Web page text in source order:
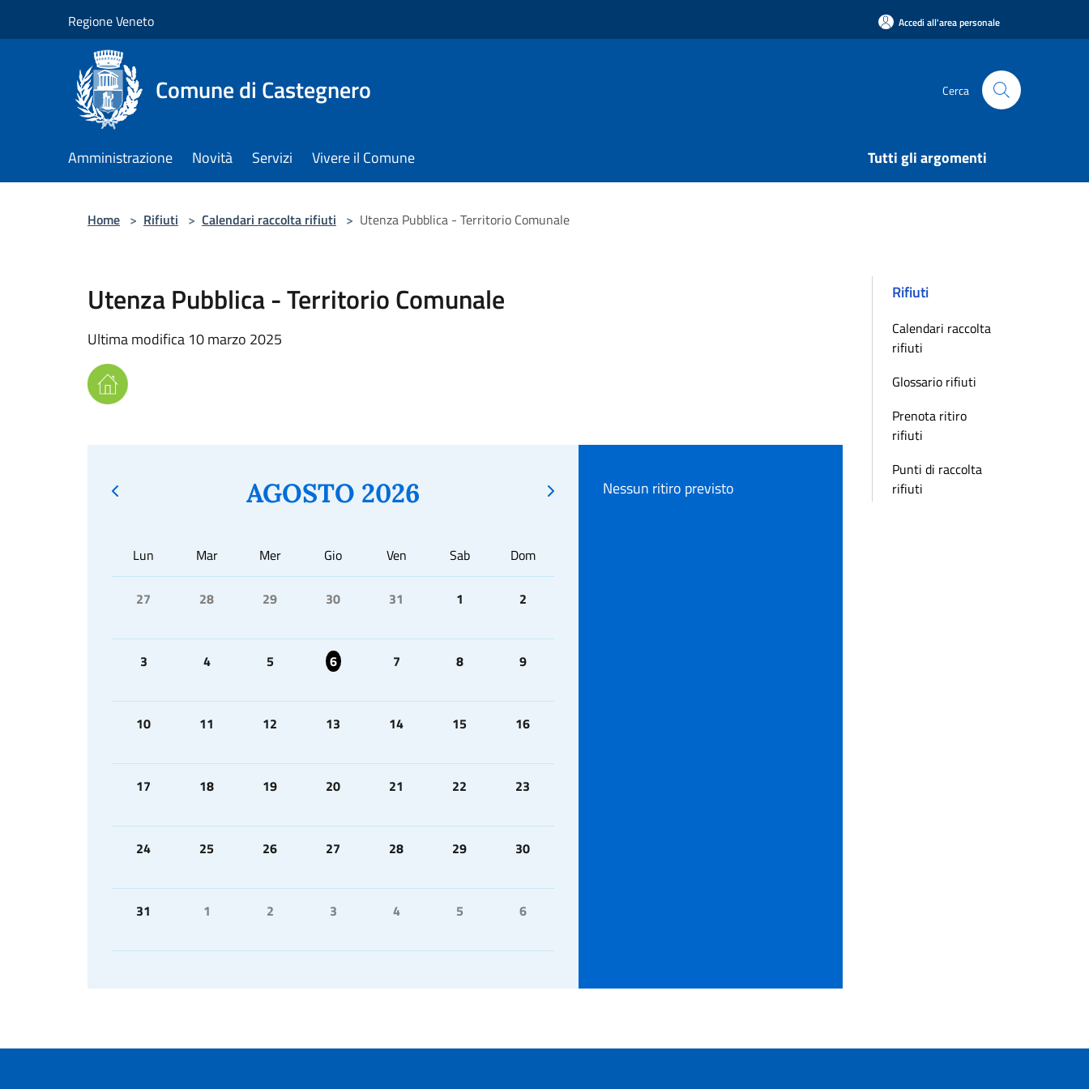
Regione Veneto Accedi all'area personale
Comune di Castegnero Cerca
Amministrazione Novità Servizi Vivere il Comune Tutti gli argomenti
Home > Rifiuti > Calendari raccolta rifiuti > Utenza Pubblica - Territorio Comunale
Utenza Pubblica - Territorio Comunale
Ultima modifica 10 marzo 2025
AGOSTO 2026
Lun Mar Mer Gio Ven Sab Dom
27 28 29 30 31 1 2
3 4 5 6 7 8 9
10 11 12 13 14 15 16
17 18 19 20 21 22 23
24 25 26 27 28 29 30
31 1 2 3 4 5 6
Nessun ritiro previsto
Rifiuti
Calendari raccolta
rifiuti
Glossario rifiuti
Prenota ritiro
rifiuti
Punti di raccolta
rifiuti